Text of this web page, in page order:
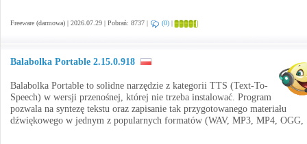
Freeware (darmowa) | 2026.07.29 | Pobrań: 8737 | (0) |
Balabolka Portable 2.15.0.918
Balabolka Portable to solidne narzędzie z kategorii TTS (Text-To-
Speech) w wersji przenośnej, której nie trzeba instalować. Program
pozwala na syntezę tekstu oraz zapisanie tak przygotowanego materiału
dźwiękowego w jednym z popularnych formatów (WAV, MP3, MP4,